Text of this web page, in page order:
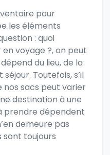
pour
les éléments
: quoi
voyage ?, on peut
du lieu, de la
Toutefois, s’il
nos sacs peut varier
destination à une
prendre dépendent
demeure pas
sont toujours